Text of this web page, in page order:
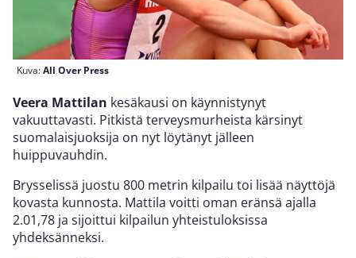
Kuva:All Over Press
Veera Mattilan kesäkausi on käynnistynyt
vakuuttavasti. Pitkistä terveysmurheista kärsinyt
suomalaisjuoksija on nyt löytänyt jälleen
huippuvauhdin.
Brysselissä juostu 800 metrin kilpailu toi lisää näyttöjä
kovasta kunnosta. Mattila voitti oman eränsä ajalla
2.01,78 ja sijoittui kilpailun yhteistuloksissa
yhdeksänneksi.